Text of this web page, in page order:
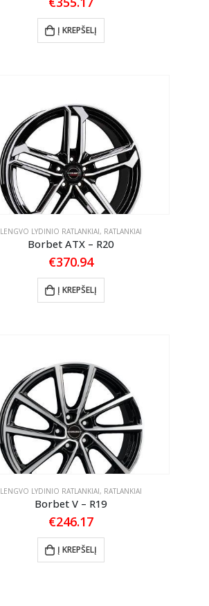
Į KREPŠELĮ
LENGVO LYDINIO RATLANKIAI, RATLANKIAI
Borbet ATX – R20
€370.94
Į KREPŠELĮ
LENGVO LYDINIO RATLANKIAI, RATLANKIAI
Borbet V – R19
€246.17
Į KREPŠELĮ